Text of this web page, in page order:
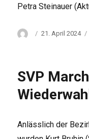
Petra Steinauer
AutorVeröffentlicht
21. April 2024
SVP
Anlässlich der